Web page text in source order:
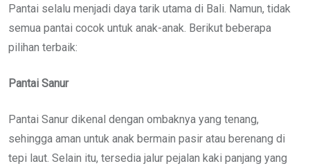
Pantai selalu menjadi daya tarik utama di Bali. Namun, tidak
semua pantai cocok untuk anak-anak. Berikut beberapa
pilihan terbaik:
Pantai Sanur
Pantai Sanur dikenal dengan ombaknya yang tenang,
sehingga aman untuk anak bermain pasir atau berenang di
tepi laut. Selain itu, tersedia jalur pejalan kaki panjang yang